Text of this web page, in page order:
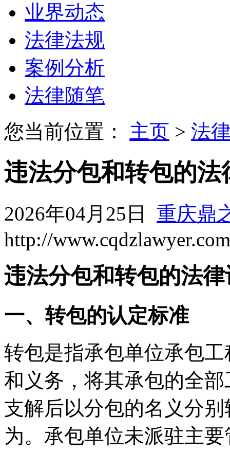
业界动态
法律法规
案例分析
法律随笔
您当前位置： 主页 > 法
违法分包和转包的法
2026年04月25日 重庆鼎
http://www.cqdzlawyer.com
违法分包和转包的法
一、转包的认定标准
转包是指承包单位承包
和义务，将其承包的全
支解后以分包的名义分
为。承包单位未派驻主